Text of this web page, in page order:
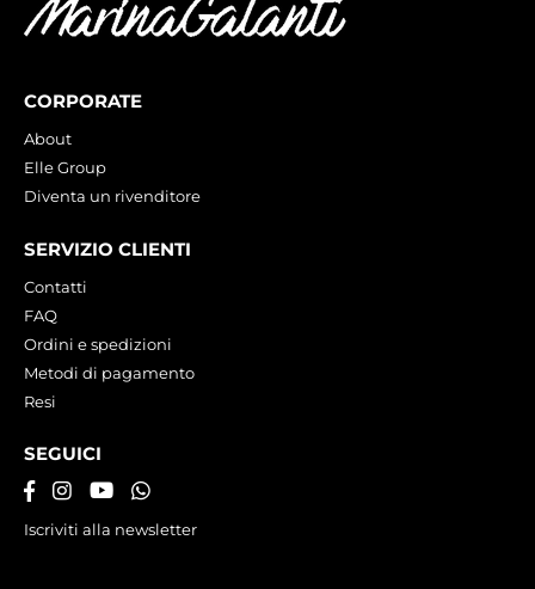
CORPORATE
About
Elle Group
Diventa un rivenditore
SERVIZIO CLIENTI
Contatti
FAQ
Ordini e spedizioni
Metodi di pagamento
Resi
SEGUICI
Iscriviti alla newsletter